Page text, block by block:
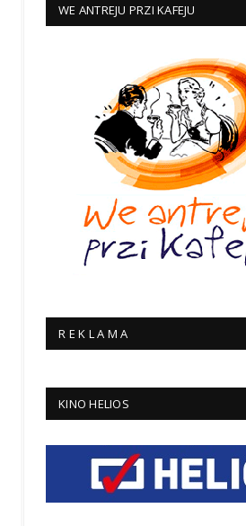
WE ANTREJU PRZI KAFEJU
R E K L A M A
KINO HELIOS